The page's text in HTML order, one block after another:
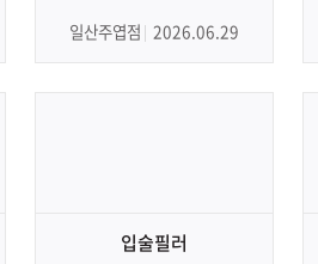
일산주엽점 2026.06.29
입술필러